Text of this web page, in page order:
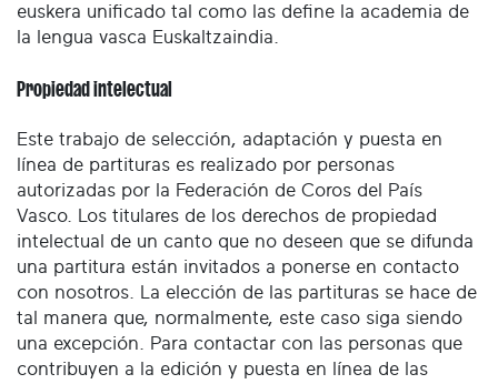
euskera unificado tal como las define la academia de
la lengua vasca Euskaltzaindia.
Propiedad intelectual
Este trabajo de selección, adaptación y puesta en
línea de partituras es realizado por personas
autorizadas por la Federación de Coros del País
Vasco. Los titulares de los derechos de propiedad
intelectual de un canto que no deseen que se difunda
una partitura están invitados a ponerse en contacto
con nosotros. La elección de las partituras se hace de
tal manera que, normalmente, este caso siga siendo
una excepción. Para contactar con las personas que
contribuyen a la edición y puesta en línea de las